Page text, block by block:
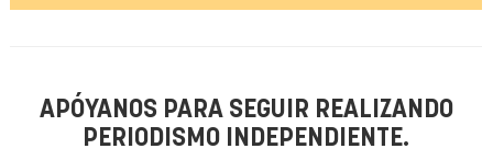
APÓYANOS PARA SEGUIR REALIZANDO
PERIODISMO INDEPENDIENTE.